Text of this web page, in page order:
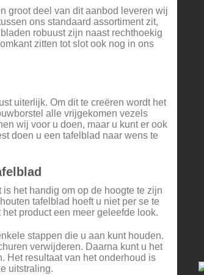
groot deel van dit aanbod leveren wij
ons standaard assortiment zit,
robuust zijn naast rechthoekig
zitten tot slot ook nog in ons
uiterlijk. Om dit te creëren wordt het
alle vrijgekomen vezels
wij voor u doen, maar u kunt er ook
doen u een tafelblad naar wens te
het handig om op de hoogte te zijn
tafelblad hoeft u niet per se te
product een meer geleefde look.
stappen die u aan kunt houden.
verwijderen. Daarna kunt u het
Het resultaat van het onderhoud is
uitstraling.